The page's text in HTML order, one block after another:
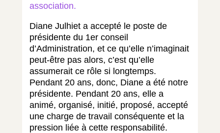
association.
Diane Julhiet a accepté le poste de
présidente du 1er conseil
d’Administration, et ce qu’elle n’imaginait
peut-être pas alors, c’est qu’elle
assumerait ce rôle si longtemps.
Pendant 20 ans, donc, Diane a été notre
présidente. Pendant 20 ans, elle a
animé, organisé, initié, proposé, accepté
une charge de travail conséquente et la
pression liée à cette responsabilité.